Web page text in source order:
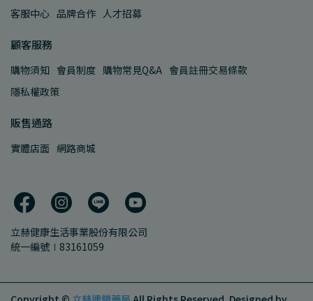
客服中心 品牌合作 人才招募
顧客服務
購物須知 會員制度 購物常見Q&A 會員註冊交易條款
隱私權政策
販售通路
實體店面 網路商城
立赫健康生活事業股份有限公司
統一編號∣83161059